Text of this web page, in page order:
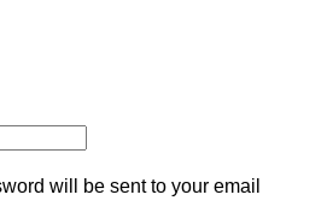
will be sent to your email